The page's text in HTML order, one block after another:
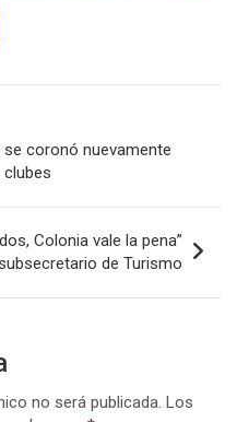
se coronó nuevamente
Colonia vale la pena”
de Turismo
no será publicada. Los